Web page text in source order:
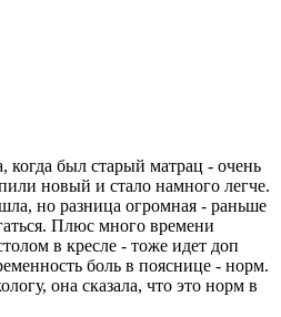
когда был старый матрац - очень
новый и стало намного легче.
но разница огромная - раньше
Плюс много времени
в кресле - тоже идет доп
боль в пояснице - норм.
она сказала, что это норм в